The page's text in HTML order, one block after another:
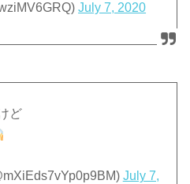
July 7, 2020
ど
July 7,